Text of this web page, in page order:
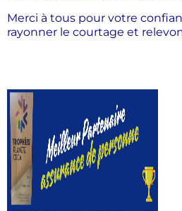
Merci à tous pour votre
rayonner le courtage et